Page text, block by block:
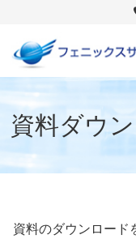
資料ダウ
資料のダウンロード